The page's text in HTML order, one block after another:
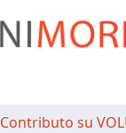
Contributo su